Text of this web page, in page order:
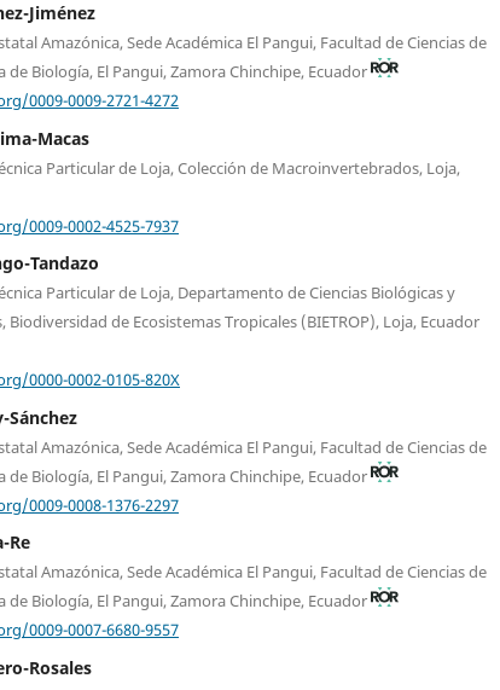
Jiménez
Amazónica, Sede Académica El Pangui, Facultad de Ciencias de
de Biología, El Pangui, Zamora Chinchipe, Ecuador
0009-0009-2721-4272
Macas
Particular de Loja, Colección de Macroinvertebrados, Loja,
0009-0002-4525-7937
Tandazo
Particular de Loja, Departamento de Ciencias Biológicas y
Biodiversidad de Ecosistemas Tropicales (BIETROP), Loja, Ecuador
0000-0002-0105-820X
Sánchez
Amazónica, Sede Académica El Pangui, Facultad de Ciencias de
de Biología, El Pangui, Zamora Chinchipe, Ecuador
0009-0008-1376-2297
Re
Amazónica, Sede Académica El Pangui, Facultad de Ciencias de
de Biología, El Pangui, Zamora Chinchipe, Ecuador
0009-0007-6680-9557
Rosales